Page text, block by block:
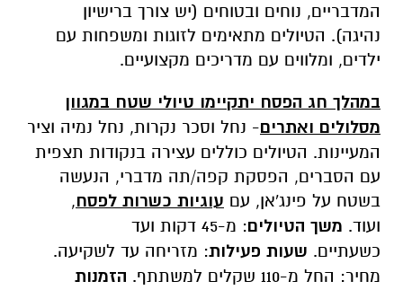
המדבריים, נוחים ובטוחים (יש צורך ברישיון
נהיגה). הטיולים מתאימים לזוגות ומשפחות עם
ילדים, ומלווים עם מדריכים מקצועיים.
במהלך חג הפסח יתקיימו טיולי שטח במגוון
מסלולים ואתרים- נחל וסכר נקרות, נחל נמיה וציר
המעיינות. הטיולים כוללים עצירה בנקודות תצפית
עם הסברים, הפסקת קפה/תה מדברי, הנעשה
בשטח על פינג'אן, עם עוגיות כשרות לפסח,
ועוד. משך הטיולים
: מ-45 דקות ועד
כשעתיים. שעות פעילות: מזריחה עד לשקיעה.
מחיר: החל מ-110 שקלים למשתתף.
הזמנות